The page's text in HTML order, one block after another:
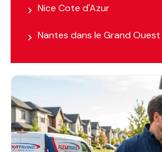
Nice Cote d'Azur
Nantes dans le Grand Ouest